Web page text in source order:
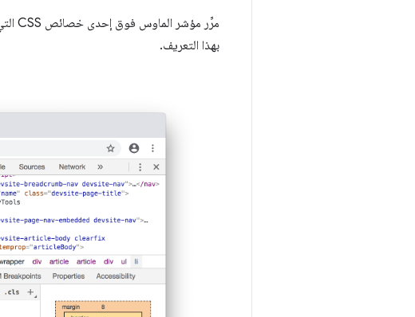
مرِّر مؤشر الماوس فوق إحدى خصائص CSS التي تؤثر في نموذج المربّع الخاص بعنصر، مثل
بهذا التعريف.